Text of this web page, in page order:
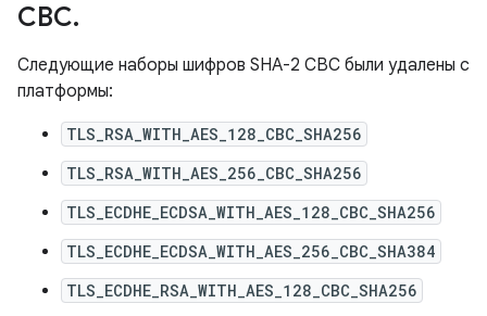
CBC.
Следующие наборы шифров SHA-2 CBC были удалены с
платформы:
TLS_RSA_WITH_AES_128_CBC_SHA256
TLS_RSA_WITH_AES_256_CBC_SHA256
TLS_ECDHE_ECDSA_WITH_AES_128_CBC_SHA256
TLS_ECDHE_ECDSA_WITH_AES_256_CBC_SHA384
TLS_ECDHE_RSA_WITH_AES_128_CBC_SHA256